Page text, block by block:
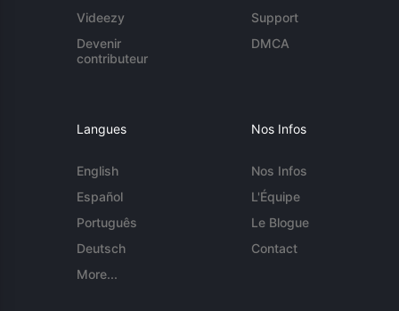
Videezy
Devenir
contributeur
Support
DMCA
Langues
English
Español
Português
Deutsch
More...
Nos Infos
Nos Infos
L'Équipe
Le Blogue
Contact